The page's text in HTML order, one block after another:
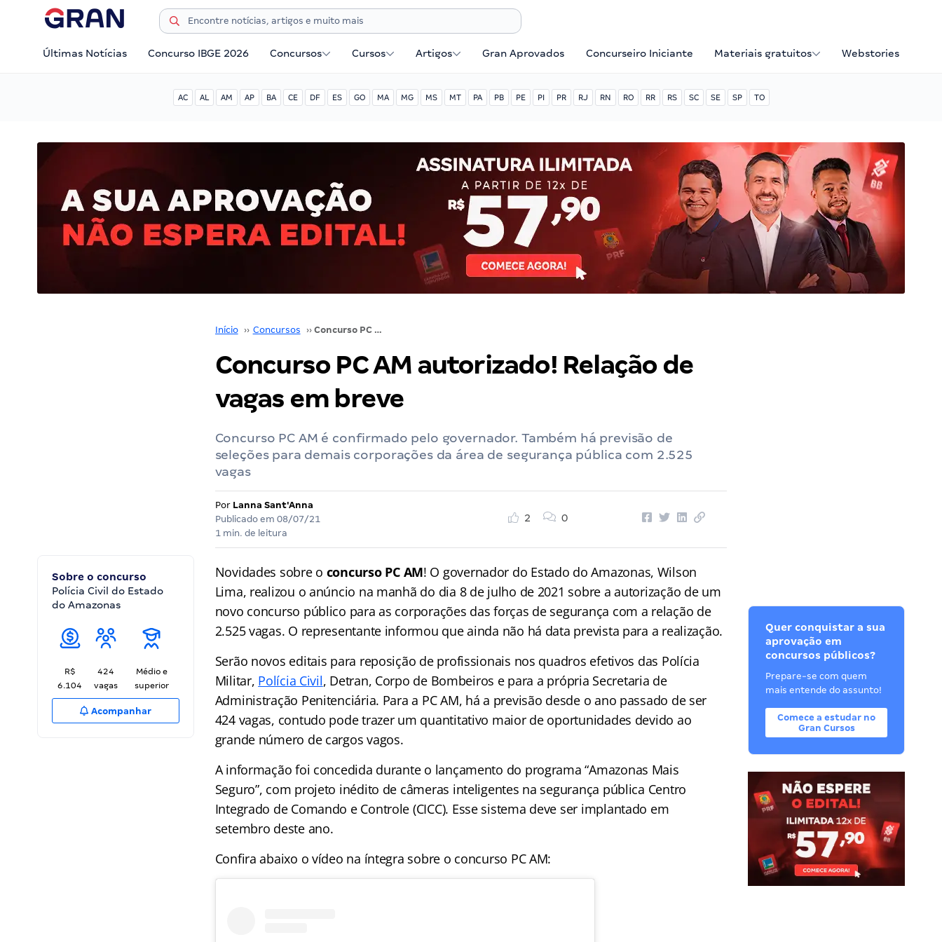
Últimas Notícias Concurso IBGE 2026 Concursos Cursos Artigos Gran Aprovados Concurseiro Iniciante Materiais gratuitos Webstories
AC AL AM AP BA CE DF ES GO MA MG MS MT PA PB PE PI PR RJ RN RO RR RS SC SE SP TO
Início ›› Concursos ›› Concurso PC AM autorizado! Relação de vagas em breve
Concurso PC AM autorizado! Relação de
vagas em breve
Concurso PC AM é confirmado pelo governador. Também há previsão de
seleções para demais corporações da área de segurança pública com 2.525
vagas
Por Lanna Sant'Anna
Publicado em 08/07/21
1 min. de leitura
2 0
Sobre o concurso
Polícia Civil do Estado
do Amazonas
R$
6.104
424
vagas
Médio e
superior
Acompanhar
Novidades sobre o concurso PC AM! O governador do Estado do Amazonas, Wilson
Lima, realizou o anúncio na manhã do dia 8 de julho de 2021 sobre a autorização de um
novo concurso público para as corporações das forças de segurança com a relação de
2.525 vagas. O representante informou que ainda não há data prevista para a realização.
Serão novos editais para reposição de profissionais nos quadros efetivos das Polícia
Militar, Polícia Civil, Detran, Corpo de Bombeiros e para a própria Secretaria de
Administração Penitenciária. Para a PC AM, há a previsão desde o ano passado de ser
424 vagas, contudo pode trazer um quantitativo maior de oportunidades devido ao
grande número de cargos vagos.
A informação foi concedida durante o lançamento do programa “Amazonas Mais
Seguro”, com projeto inédito de câmeras inteligentes na segurança pública Centro
Integrado de Comando e Controle (CICC). Esse sistema deve ser implantado em
setembro deste ano.
Confira abaixo o vídeo na íntegra sobre o concurso PC AM:
Quer conquistar a sua
aprovação em
concursos públicos?
Prepare-se com quem
mais entende do assunto!
Comece a estudar no
Gran Cursos